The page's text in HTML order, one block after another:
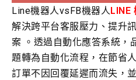
Line機器人vsFB機器人 LINE
解決跨平台客服壓力、提升
案 。透過自動化應答系統，
題轉為自動化流程，在節省
訂單不因回覆延遲而流失，